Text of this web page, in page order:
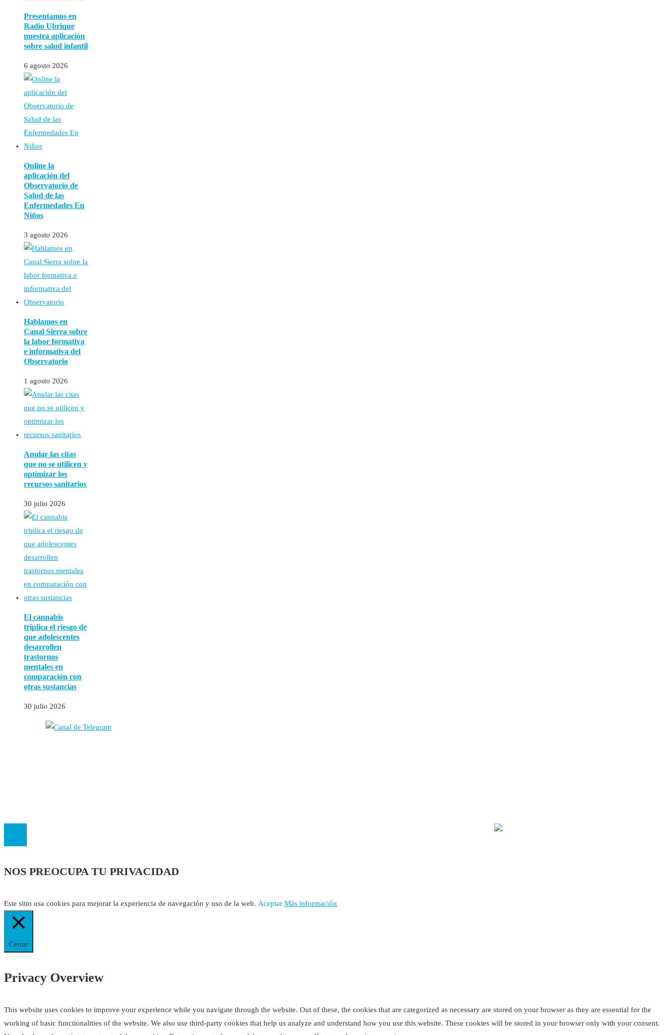
Presentamos en
Radio Ubrique
nuestra aplicación
sobre salud infantil
6 agosto 2026
Online la
aplicación del
Observatorio de
Salud de las
Enfermedades En
Niños
3 agosto 2026
Hablamos en
Canal Sierra sobre
la labor formativa
e informativa del
Observatorio
1 agosto 2026
Anular las citas
que no se utilicen y
optimizar los
recursos sanitarios
30 julio 2026
El cannabis
triplica el riesgo de
que adolescentes
desarrollen
trastornos
mentales en
comparación con
otras sustancias
30 julio 2026
NOS PREOCUPA TU PRIVACIDAD
Este sitio usa cookies para mejorar la experiencia de navegación y uso de la web. Aceptar Más información
Cerrar
Privacy Overview
This website uses cookies to improve your experience while you navigate through the website. Out of these, the cookies that are categorized as necessary are stored on your browser as they are essential for the
working of basic functionalities of the website. We also use third-party cookies that help us analyze and understand how you use this website. These cookies will be stored in your browser only with your consent.